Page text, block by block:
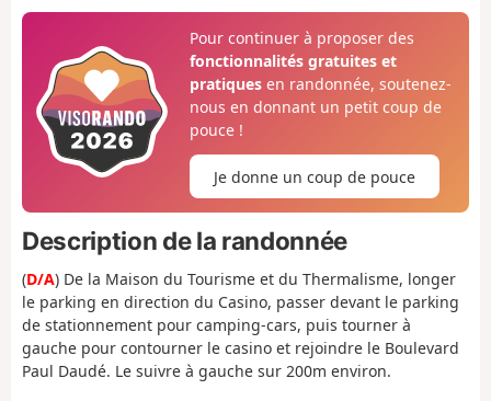
Pour continuer à proposer des
fonctionnalités gratuites et
pratiquesen randonnée, soutenez-
nous en donnant un petit coup de
pouce !
Je donne un coup de pouce
Description de la randonnée
(D/A) De la Maison du Tourisme et du Thermalisme, longer
le parking en direction du Casino, passer devant le parking
de stationnement pour camping-cars, puis tourner à
gauche pour contourner le casino et rejoindre le Boulevard
Paul Daudé. Le suivre à gauche sur 200m environ.